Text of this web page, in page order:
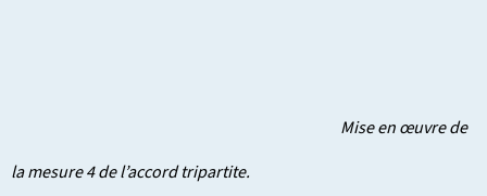
Mise en œuvre de
la mesure 4 de l’accord tripartite.